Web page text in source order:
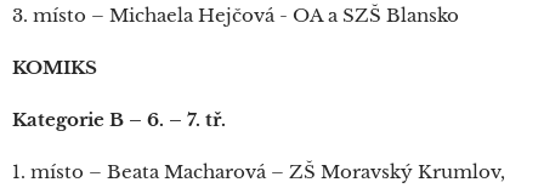
3. místo – Michaela Hejčová - OA a SZŠ Blansko
KOMIKS
Kategorie B – 6. – 7. tř.
1. místo – Beata Macharová – ZŠ Moravský Krumlov,